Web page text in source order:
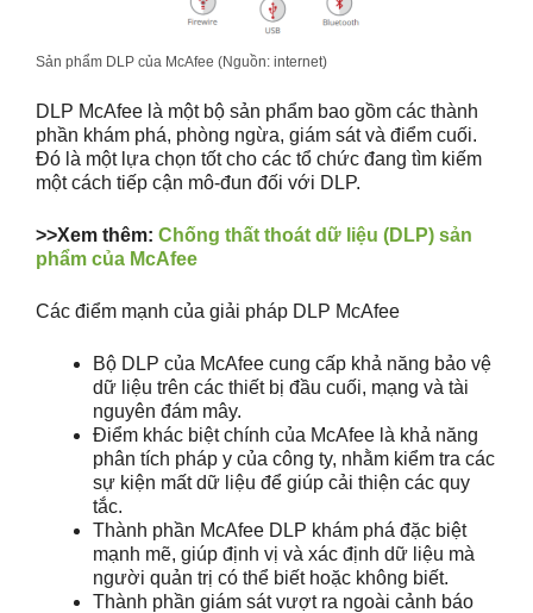
Sản phẩm DLP của McAfee (Nguồn: internet)
DLP McAfee là một bộ sản phẩm bao gồm các thành
phần khám phá, phòng ngừa, giám sát và điểm cuối.
Đó là một lựa chọn tốt cho các tổ chức đang tìm kiếm
một cách tiếp cận mô-đun đối với DLP.
>>Xem thêm: Chống thất thoát dữ liệu (DLP) sản
phẩm của McAfee
Các điểm mạnh của giải pháp DLP McAfee
Bộ DLP của McAfee cung cấp khả năng bảo vệ
dữ liệu trên các thiết bị đầu cuối, mạng và tài
nguyên đám mây.
Điểm khác biệt chính của McAfee là khả năng
phân tích pháp y của công ty, nhằm kiểm tra các
sự kiện mất dữ liệu để giúp cải thiện các quy
tắc.
Thành phần McAfee DLP khám phá đặc biệt
mạnh mẽ, giúp định vị và xác định dữ liệu mà
người quản trị có thể biết hoặc không biết.
Thành phần giám sát vượt ra ngoài cảnh báo